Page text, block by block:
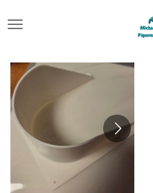
direct
de
hoofdinhoud